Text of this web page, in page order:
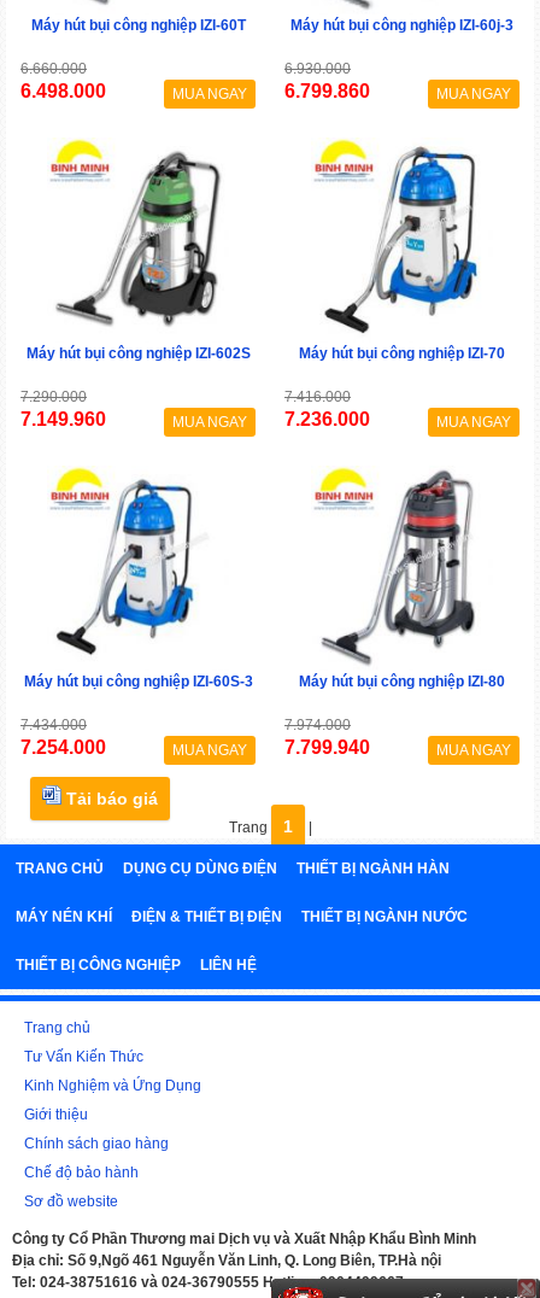
Máy hút bụi công nghiệp IZI-60T
6.660.000
6.498.000 MUA NGAY
Máy hút bụi công nghiệp IZI-60j-3
6.930.000
6.799.860 MUA NGAY
Máy hút bụi công nghiệp IZI-602S
7.290.000
7.149.960 MUA NGAY
Máy hút bụi công nghiệp IZI-70
7.416.000
7.236.000 MUA NGAY
Máy hút bụi công nghiệp IZI-60S-3
7.434.000
7.254.000 MUA NGAY
Máy hút bụi công nghiệp IZI-80
7.974.000
7.799.940 MUA NGAY
Tải báo giá
Trang 1
TRANG CHỦ DỤNG CỤ DÙNG ĐIỆN THIẾT BỊ NGÀNH HÀN
MÁY NÉN KHÍ ĐIỆN & THIẾT BỊ ĐIỆN THIẾT BỊ NGÀNH NƯỚC
THIẾT BỊ CÔNG NGHIỆP LIÊN HỆ
Trang chủ
Tư Vấn Kiến Thức
Kinh Nghiệm và Ứng Dụng
Giới thiệu
Chính sách giao hàng
Chế độ bảo hành
Sơ đồ website
Công ty Cổ Phần Thương mai Dịch vụ và Xuất Nhập Khẩu Bình Minh
Địa chỉ: Số 9,Ngõ 461 Nguyễn Văn Linh, Q. Long Biên, TP.Hà nội
Tel: 024-38751616 và 024-36790555 Hotline: 0904499667